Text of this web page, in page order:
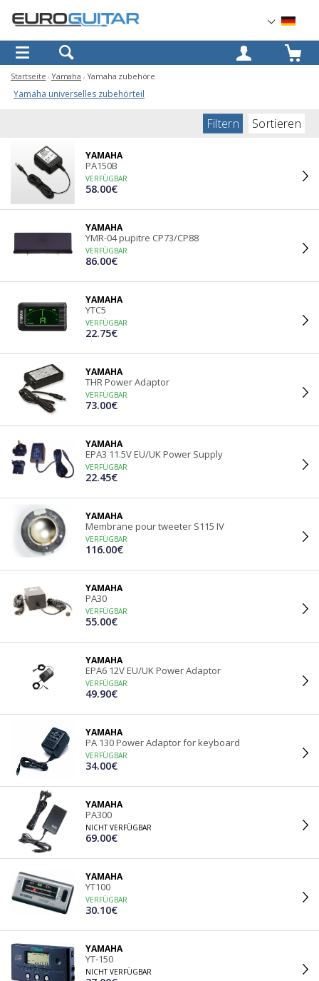
OK
Startseite Yamaha Yamaha zubehöre
Yamaha universelles zubehörteil
Filtern Sortieren
YAMAHA
PA150B
VERFÜGBAR
58.00€
YAMAHA
YMR-04 pupitre CP73/CP88
VERFÜGBAR
86.00€
YAMAHA
YTC5
VERFÜGBAR
22.75€
YAMAHA
THR Power Adaptor
VERFÜGBAR
73.00€
YAMAHA
EPA3 11.5V EU/UK Power Supply
VERFÜGBAR
22.45€
YAMAHA
Membrane pour tweeter S115 IV
VERFÜGBAR
116.00€
YAMAHA
PA30
VERFÜGBAR
55.00€
YAMAHA
EPA6 12V EU/UK Power Adaptor
VERFÜGBAR
49.90€
YAMAHA
PA 130 Power Adaptor for keyboard
VERFÜGBAR
34.00€
YAMAHA
PA300
NICHT VERFÜGBAR
69.00€
YAMAHA
YT100
VERFÜGBAR
30.10€
YAMAHA
YT-150
NICHT VERFÜGBAR